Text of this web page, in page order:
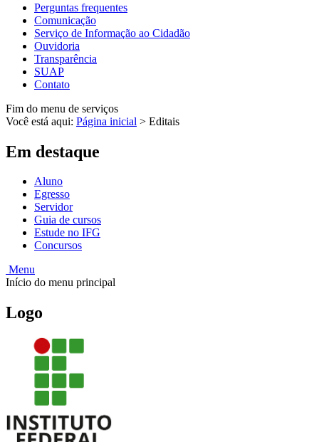
Perguntas frequentes
Comunicação
Serviço de Informação ao Cidadão
Ouvidoria
Transparência
SUAP
Contato
Fim do menu de serviços
Você está aqui: Página inicial > Editais
Em destaque
Aluno
Egresso
Servidor
Guia de cursos
Estude no IFG
Concursos
Menu
Início do menu principal
Logo